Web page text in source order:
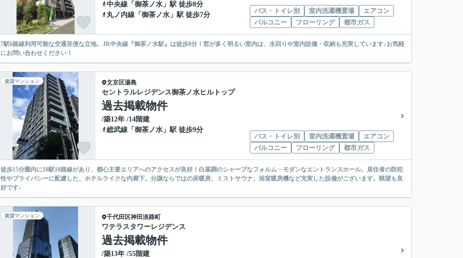
中央線 「 御茶ノ水 」駅 徒歩8分
丸ノ内線 「 御茶ノ水 」駅 徒歩7分
バス・トイレ別 室内洗濯機置場
エアコン
バルコニー
フローリング 都市ガス
7駅6路線利用可能な交通至便な立地。JR中央線『御茶ノ水駅』は徒歩8分！窓が多く明るい室内は、水回りや室内設備・収納も充実しています♪お気軽
にお問い合わせください！
賃貸マンション 文京区湯島
セントラルレジデンス御茶ノ水ヒルトップ
過去掲載物件
/築12年 /14階建
総武線 「 御茶ノ水 」駅 徒歩9分
バス・トイレ別
室内洗濯機置場
エアコン
バルコニー
フローリング 都市ガス
徒歩15分圏内に10駅10路線があり、都心主要エリアへのアクセスが良好！白基調のシャープなフォルム・モダンなエントランスホール。居住者の防犯
性やプライバシーに配慮した、ホテルライクな内廊下。分譲ならではの床暖房、ミストサウナ、浴室暖房機など充実した設備がございます。眺望も良
好です♪
賃貸マンション 千代田区神田淡路町
ワテラスタワーレジデンス
過去掲載物件
/築13年 /55階建